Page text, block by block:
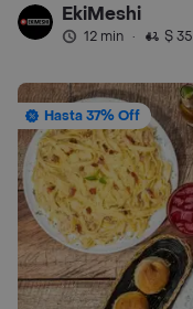
EkiMeshi
12 min · $
Hasta 37% Off